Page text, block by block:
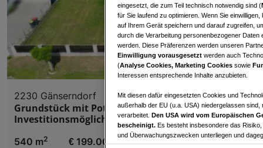
2230 Gänserndorf
Grundstück mit Potenzial – Attraktive
Investitionsmöglichkeit in ruhiger Wohnlage
540 m2
€ 199.000,00
eingesetzt, die zum Teil technisch notwendig sind (
für Sie laufend zu optimieren. Wenn Sie
auf Ihrem Gerät speichern und darauf zugreifen,
durch die Verarbeitung personenbezogener
werden. Diese Präferenzen werden unseren
Einwilligung vorausgesetzt werden auch
(Analyse Cookies, Marketing Cookies sowie
Interessen entsprechende Inhalte anzubieten.
Mit diesen dafür eingesetzten Cookies und
außerhalb der EU (u.a. USA) niedergelassen
verarbeitet. Den USA wird vom Europäischen
bescheinigt. Es besteht insbesondere das
und Überwachungszwecken unterliegen und